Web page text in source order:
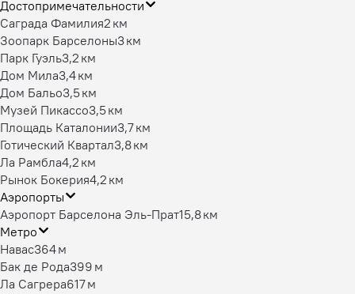
Достопримечательности
Саграда Фамилия2 км
Зоопарк Барселоны3 км
Парк Гуэль3,2 км
Дом Мила3,4 км
Дом Бальо3,5 км
Музей Пикассо3,5 км
Площадь Каталонии3,7 км
Готический Квартал3,8 км
Ла Рамбла4,2 км
Рынок Бокерия4,2 км
Аэропорты
Аэропорт Барселона Эль-Прат15,8 км
Метро
Навас364 м
Бак де Рода399 м
Ла Сагрера617 м